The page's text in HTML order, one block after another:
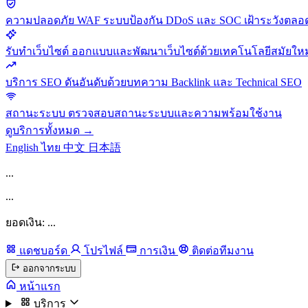
ความปลอดภัย WAF ระบบป้องกัน DDoS และ SOC เฝ้าระวังตลอ
รับทำเว็บไซต์ ออกแบบและพัฒนาเว็บไซต์ด้วยเทคโนโลยีสมัยให
บริการ SEO ดันอันดับด้วยบทความ Backlink และ Technical SEO
สถานะระบบ ตรวจสอบสถานะระบบและความพร้อมใช้งาน
ดูบริการทั้งหมด →
Englishไทย 中文 日本語
...
...
ยอดเงิน: ...
แดชบอร์ด โปรไฟล์ การเงิน ติดต่อทีมงาน
ออกจากระบบ
หน้าแรก
บริการ